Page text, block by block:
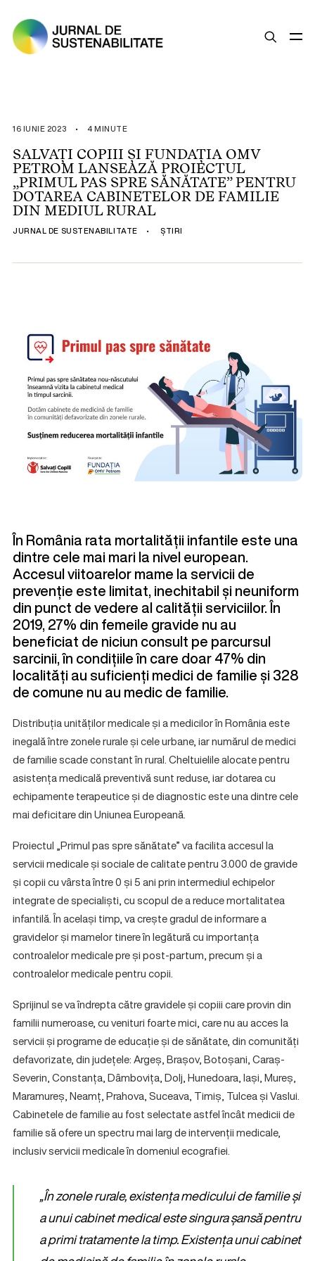
ȘTIRI
OPINII
ESG
LEGISLAȚIE
BUNE PRACTICI
COMPANII SUSTENABILE
16 IUNIE 2023 • 4 MINUTE
SALVAȚI COPIII ȘI FUNDAȚIA OMV
PETROM LANSEAZĂ PROIECTUL
„PRIMUL PAS SPRE SĂNĂTATE” PENTRU
DOTAREA CABINETELOR DE FAMILIE
DIN MEDIUL RURAL
JURNAL DE SUSTENABILITATE • ȘTIRI
În România rata mortalității infantile este una
dintre cele mai mari la nivel european.
Accesul viitoarelor mame la servicii de
prevenție este limitat, inechitabil și neuniform
din punct de vedere al calității serviciilor. În
2019, 27% din femeile gravide nu au
beneficiat de niciun consult pe parcursul
sarcinii, în condițiile în care doar 47% din
localități au suficienți medici de familie și 328
de comune nu au medic de familie.
Distribuția unităților medicale și a medicilor în România este
inegală între zonele rurale și cele urbane, iar numărul de medici
de familie scade constant în rural. Cheltuielile alocate pentru
asistența medicală preventivă sunt reduse, iar dotarea cu
echipamente terapeutice și de diagnostic este una dintre cele
mai deficitare din Uniunea Europeană.
Proiectul „Primul pas spre sănătate” va facilita accesul la
servicii medicale și sociale de calitate pentru 3.000 de gravide
și copii cu vârsta între 0 și 5 ani prin intermediul echipelor
integrate de specialiști, cu scopul de a reduce mortalitatea
infantilă. În același timp, va crește gradul de informare a
gravidelor și mamelor tinere în legătură cu importanța
controalelor medicale pre și post-partum, precum și a
controalelor medicale pentru copii.
Sprijinul se va îndrepta către gravidele și copiii care provin din
familii numeroase, cu venituri foarte mici, care nu au acces la
servicii și programe de educație și de sănătate, din comunități
defavorizate, din județele: Argeș, Brașov, Botoșani, Caraș-
Severin, Constanța, Dâmbovița, Dolj, Hunedoara, Iași, Mureș,
Maramureș, Neamț, Prahova, Suceava, Timiș, Tulcea și Vaslui.
Cabinetele de familie au fost selectate astfel încât medicii de
familie să ofere un spectru mai larg de intervenții medicale,
inclusiv servicii medicale în domeniul ecografiei.
„În zonele rurale, existența medicului de familie și
a unui cabinet medical este singura șansă pentru
a primi tratamente la timp. Existența unui cabinet